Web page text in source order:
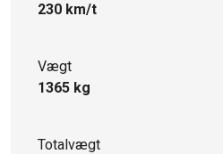
230 km/t
Vægt
1365 kg
Totalvægt